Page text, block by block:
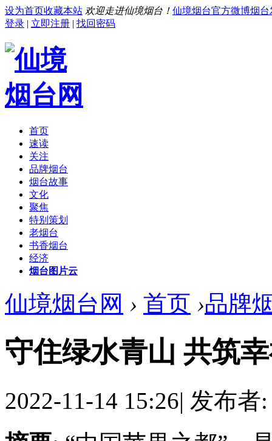
设为首页收藏本站 欢迎走进仙境烟台！ 仙境烟台官方微博烟台
登录 | 立即注册 | 找回密码
首页
速读
关注
品牌烟台
烟台故事
文化
聚焦
特别策划
老烟台
书香烟台
经济
烟台图片云
仙境烟台网 › 首页 ›品牌
守住绿水青山 共筑
2022-11-14 15:26| 发布者